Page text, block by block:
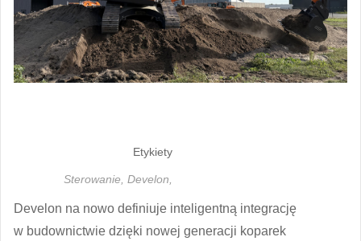
Etykiety
Sterowanie, Develon,
Develon na nowo definiuje inteligentną integrację
w budownictwie dzięki nowej generacji koparek